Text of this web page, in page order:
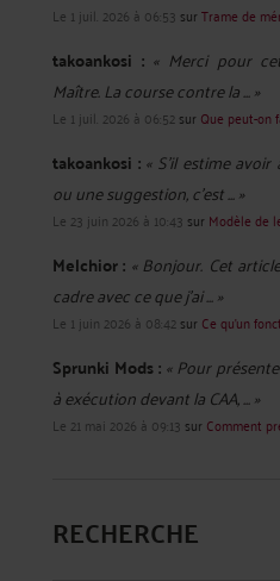
Le 1 juil. 2026 à 06:53 surTrame de
takoankosi : « Merci pour
Maître. La course contre la ... »
Le 1 juil. 2026 à 06:52sur Que peut-on
takoankosi : « S’il estime
ou une suggestion, c’est ... »
Le 23 juin 2026 à 10:43 sur Modèle de
Melchior : « Bonjour. Cet
cadre avec ce que j'ai ... »
Le 1 juin 2026 à 08:42sur Ce qu’un
Sprunki Mods : « Pour
à exécution devant la CAA, ... »
Le 21 mai 2026 à 09:13 sur Comment
RECHERCHE